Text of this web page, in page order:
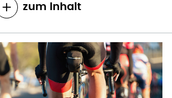
zum Inhalt